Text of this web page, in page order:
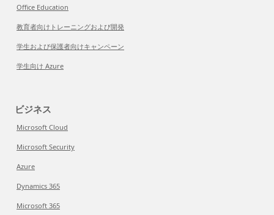
Office Education
教育者向けトレーニングおよび開発
学生および保護者向けキャンペーン
学生向け Azure
ビジネス
Microsoft Cloud
Microsoft Security
Azure
Dynamics 365
Microsoft 365